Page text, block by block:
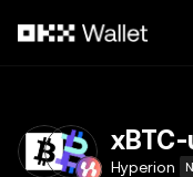
Hyperion